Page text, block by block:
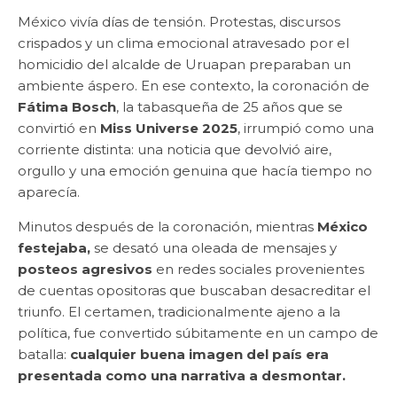
México vivía días de tensión. Protestas, discursos
crispados y un clima emocional atravesado por el
homicidio del alcalde de Uruapan preparaban un
ambiente áspero. En ese contexto, la coronación de
Fátima Bosch, la tabasqueña de 25 años que se
convirtió en Miss Universe 2025, irrumpió como una
corriente distinta: una noticia que devolvió aire,
orgullo y una emoción genuina que hacía tiempo no
aparecía.
Minutos después de la coronación, mientras México
festejaba, se desató una oleada de mensajes y
posteos agresivos en redes sociales provenientes
de cuentas opositoras que buscaban desacreditar el
triunfo. El certamen, tradicionalmente ajeno a la
política, fue convertido súbitamente en un campo de
batalla: cualquier buena imagen del país era
presentada como una narrativa a desmontar.